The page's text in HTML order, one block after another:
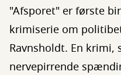
"Afsporet" er første
krimiserie om
Ravnsholdt. En krimi,
nervepirrende